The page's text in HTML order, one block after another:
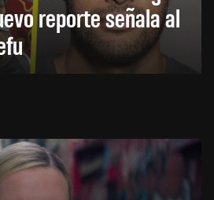
reporte señala al